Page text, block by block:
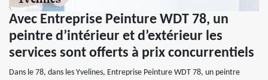
Avec Entreprise Peinture WDT 78, un
peintre d’intérieur et d’extérieur les
services sont offerts à prix concurrentiels
Dans le 78, dans les Yvelines, Entreprise Peinture WDT 78, un peintre